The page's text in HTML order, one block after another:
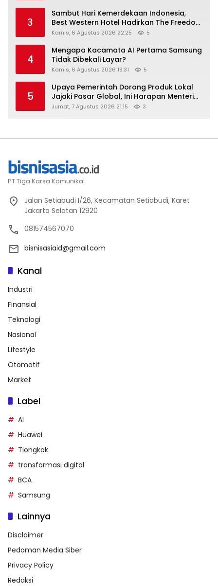
3
Sambut Hari Kemerdekaan Indonesia,
Best Western Hotel Hadirkan The Freedom
Stay Diskon Hingga 45%
Kamis, 6 Agustus 2026 22:25 5
4
Mengapa Kacamata AI Pertama Samsung
Tidak Dibekali Layar?
Kamis, 6 Agustus 2026 19:31 5
5
Upaya Pemerintah Dorong Produk Lokal
Jajaki Pasar Global, Ini Harapan Menteri
Perindustrian RI Lewat ILT dan IGT Expo
Jumat, 7 Agustus 2026 21:15 3
PT Tiga Karsa Komunika.
Jalan Setiabudi I/26, Kecamatan Setiabudi, Karet
Jakarta Selatan 12920
081574567070
bisnisasiaid@gmail.com
Kanal
Industri
Finansial
Teknologi
Nasional
Lifestyle
Otomotif
Market
Label
AI
Huawei
Tiongkok
transformasi digital
BCA
Samsung
Lainnya
Disclaimer
Pedoman Media Siber
Privacy Policy
Redaksi